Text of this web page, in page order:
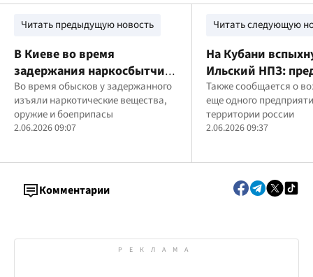
Читать предыдущую новость
В Киеве во время
задержания наркосбытчик
угрожал взорвать гранату:
спецназовцы КОРД его
разоружили
Во время обысков у задержанного
изъяли наркотические вещества,
оружие и боеприпасы
2.06.2026 09:07
Читать следующую
На Кубани
Ильский НПЗ:
обеспечивало
российские
оккупированный
Также сообщается о
еще одного
территории россии
2.06.2026 09:37
Комментарии